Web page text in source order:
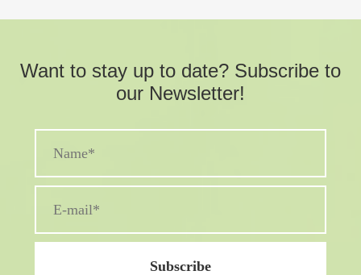
Want to stay up to date? Subscribe to
our Newsletter!